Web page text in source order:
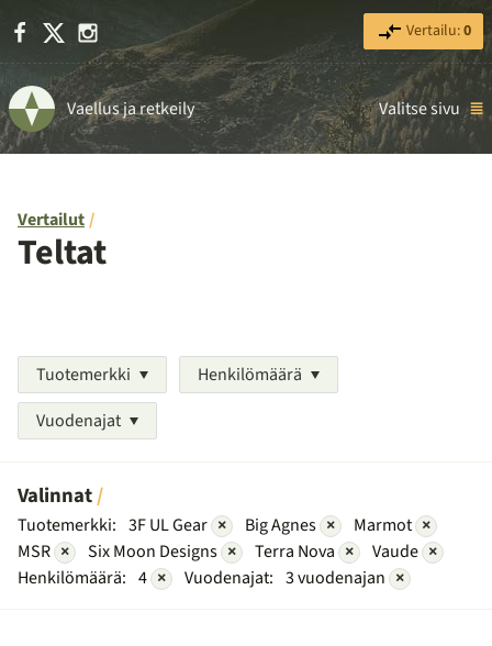
Facebook Instagram Vertailu:0
Vaellus ja retkeily Valitse sivu
Vertailut
Teltat
Tuotemerkki
Henkilömäärä
Vuodenajat
Valinnat
Tuotemerkki: 3F UL Gear × Big Agnes × Marmot ×
MSR × Six Moon Designs × Terra Nova × Vaude ×
Henkilömäärä: 4 × Vuodenajat: 3 vuodenajan ×